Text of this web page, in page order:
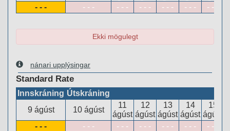
- - -
- - - - - - - - - - - - - - - - - -
Ekki mögulegt
nánari upplýsingar
Standard Rate
Innskráning Útskráning
9 ágúst
10 ágúst
11
ágúst
12
ágúst
13
ágúst
14
ágúst
15
ágúst
- - -
- - - - - - - - - - - - - - - - - -